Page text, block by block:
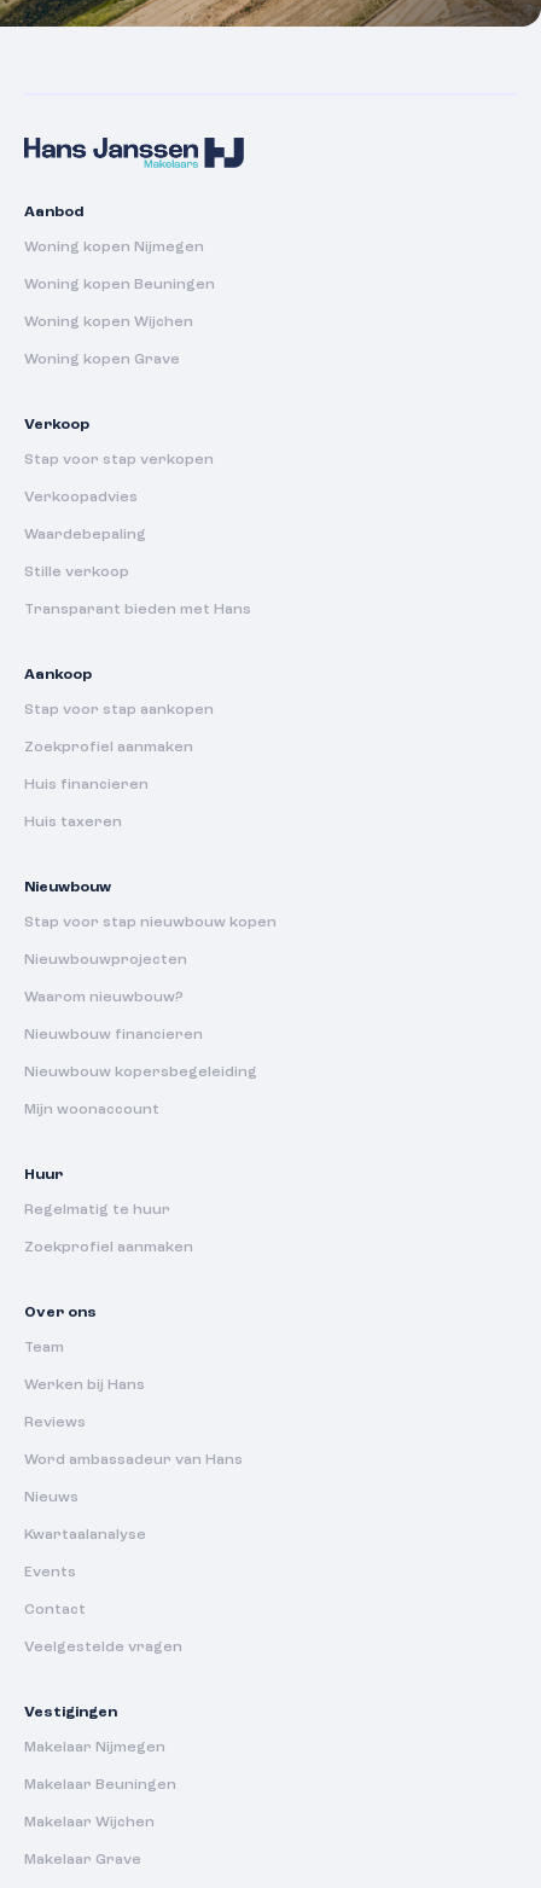
Aanbod
Woning kopen Nijmegen
Woning kopen Beuningen
Woning kopen Wijchen
Woning kopen Grave
Verkoop
Stap voor stap verkopen
Verkoopadvies
Waardebepaling
Stille verkoop
Transparant bieden met Hans
Aankoop
Stap voor stap aankopen
Zoekprofiel aanmaken
Huis financieren
Huis taxeren
Nieuwbouw
Stap voor stap nieuwbouw kopen
Nieuwbouwprojecten
Waarom nieuwbouw?
Nieuwbouw financieren
Nieuwbouw kopersbegeleiding
Mijn woonaccount
Huur
Regelmatig te huur
Zoekprofiel aanmaken
Over ons
Team
Werken bij Hans
Reviews
Word ambassadeur van Hans
Nieuws
Kwartaalanalyse
Events
Contact
Veelgestelde vragen
Vestigingen
Makelaar Nijmegen
Makelaar Beuningen
Makelaar Wijchen
Makelaar Grave